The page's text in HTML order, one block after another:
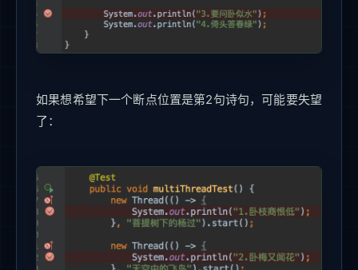
如果想希望下一个断点位置是第2句诗句，可能要失望
了：